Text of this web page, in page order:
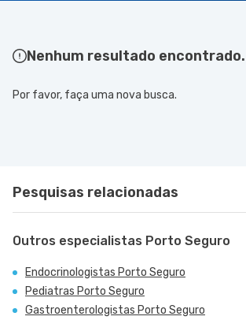
Nenhum resultado encontrado.
Por favor, faça uma nova busca.
Pesquisas relacionadas
Outros especialistas Porto Seguro
Endocrinologistas Porto Seguro
Pediatras Porto Seguro
Gastroenterologistas Porto Seguro